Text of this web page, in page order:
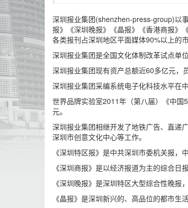
深圳报业集团(shenzhen-press-group)以
报》《深圳晚报》《晶报》《香港商报》
各类报刊占深圳地区平面媒体90%以上的市
深圳报业集团是全国文化体制改革试点单位
深圳报业集团现有资产总额近60多亿元，
深圳报业集团采编系统电子化科技水平在
世界品牌实验室2011年（第八届）《中
元。
深圳报业集团相继开发了地铁广告、直递
深圳市创意文化中心等工作。
《深圳特区报》是中共深圳市委机关报，
《深圳商报》是以经济报道为主的综合日
《深圳晚报》是深圳特区大型综合性晚报
《晶报》是深圳新兴的、高品位的都市生